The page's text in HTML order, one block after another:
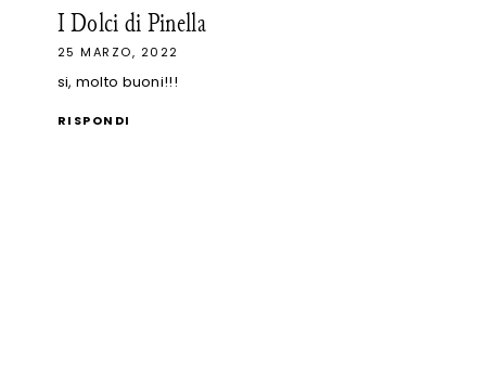
I Dolci di Pinella
25 MARZO, 2022
si, molto buoni!!!
RISPONDI